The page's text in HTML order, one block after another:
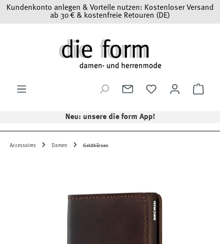
Zum Hauptinhalt springen
Kundenkonto anlegen & Vorteile nutzen: Kostenloser Versand
ab 30 € & kostenfreie Retouren (DE)
Neu: unsere die form App!
Accessoires Damen Geldbörsen